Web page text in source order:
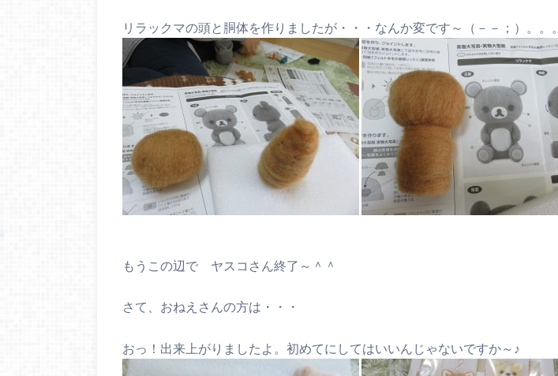
リラックマの頭と胴体を作りましたが・・・なんか変です～（－－；）。。。
もうこの辺で ヤスコさん終了～＾＾
さて、おねえさんの方は・・・
おっ！出来上がりましたよ。初めてにしてはいいんじゃないですか～♪